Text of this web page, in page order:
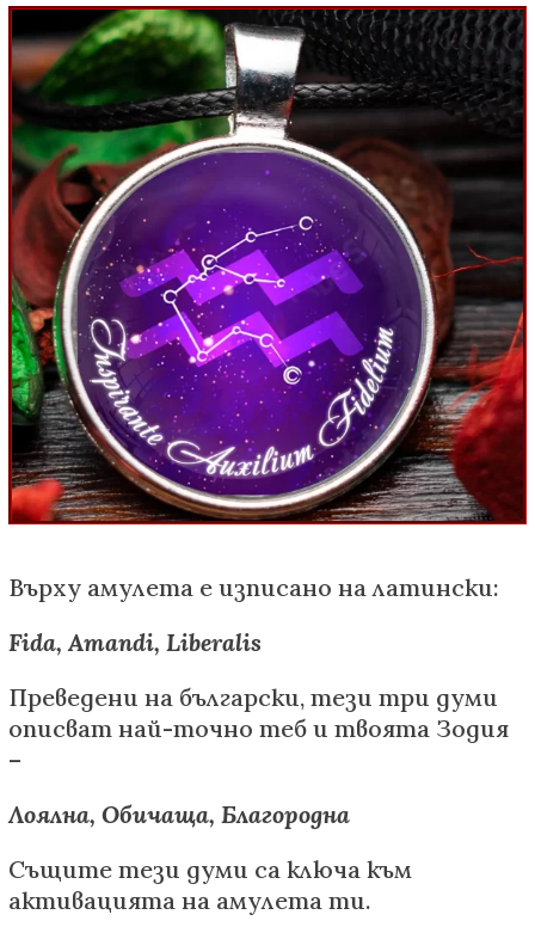
Върху амулета е изписано на латински:
Fida, Amandi, Liberalis
Преведени на български, тези три думи
описват най-точно теб и твоята Зодия
–
Лоялна, Обичаща, Благородна
Същите тези думи са ключа към
активацията на амулета ти.